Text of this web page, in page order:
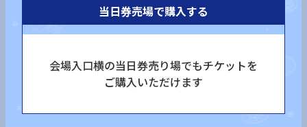
当日券売場で購入する
会場入口横の当日券売り場でもチケットを
ご購入いただけます